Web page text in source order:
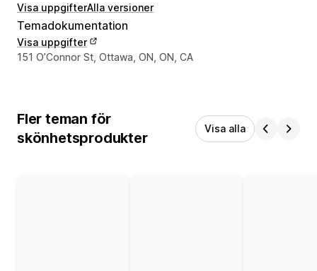
Visa uppgifterAlla versioner
Temadokumentation
Visa uppgifter
Designerns kontaktuppgifter
151 O’Connor St, Ottawa, ON, ON, CA
Fler teman för
skönhetsprodukter
Visa alla